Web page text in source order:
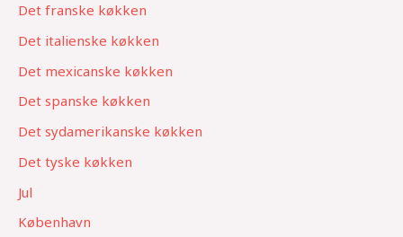
Det franske køkken
Det italienske køkken
Det mexicanske køkken
Det spanske køkken
Det sydamerikanske køkken
Det tyske køkken
Jul
København